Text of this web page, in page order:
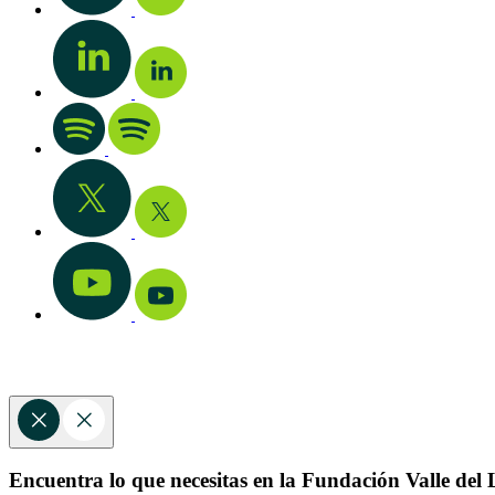
Encuentra lo que necesitas en la Fundación Valle del